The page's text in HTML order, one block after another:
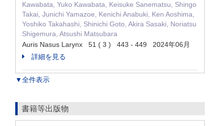
Kawabata, Yuko Kawabata, Keisuke Sanematsu, Shingo
Takai, Junichi Yamazoe, Kenichi Anabuki, Ken Aoshima,
Yoshiko Takahashi, Shinichi Goto, Akira Sasaki, Noriatsu
Shigemura, Atsushi Matsubara
Auris Nasus Larynx 51 ( 3 ) 443 - 449 2024年06月
詳細を見る
▼全件表示
書籍等出版物